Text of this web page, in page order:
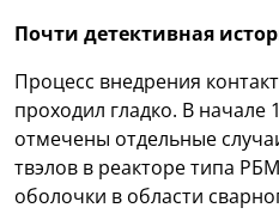
Почти детективная
Процесс внедрения
проходил гладко. В начале
отмечены отдельные
твэлов в реакторе типа
оболочки в области